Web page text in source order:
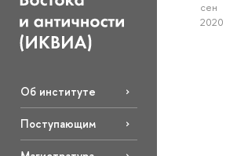
Об институте
Поступающим
сен
2020